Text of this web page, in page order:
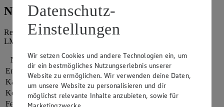
Nährwerte
Referenzmenge für einen durchschnittlichen Erwachsenen laut
LMIV (8.400 kJ/2.000 kcal).
Nährwerte
pro Portion
Energie
1.724 kj (21 %)
Kalorien
412 kcal (21 %)
Kohlenhydrate 54 g
Fett
14 g
Datenschutz-
Einstellungen
Wir setzen Cookies und andere Technologien ein, um
dir ein bestmögliches Nutzungserlebnis unserer
Website zu ermöglichen. Wir verwenden deine Daten,
um unsere Website zu personalisieren und dir
möglichst relevante Inhalte anzubieten, sowie für